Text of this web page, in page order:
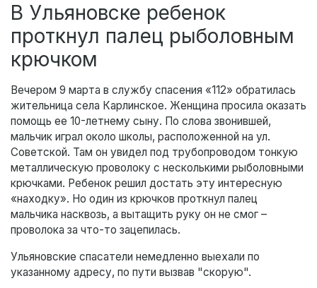
В Ульяновске ребенок
проткнул палец рыболовным
крючком
Вечером 9 марта в службу спасения «112» обратилась
жительница села Карлинское. Женщина просила оказать
помощь ее 10-летнему сыну. По слова звонившей,
мальчик играл около школы, расположенной на ул.
Советской. Там он увидел под трубопроводом тонкую
металлическую проволоку с несколькими рыболовными
крючками. Ребенок решил достать эту интересную
«находку». Но один из крючков проткнул палец
мальчика насквозь, а вытащить руку он не смог –
проволока за что-то зацепилась.
Ульяновские спасатели немедленно выехали по
указанному адресу, по пути вызвав "скорую".